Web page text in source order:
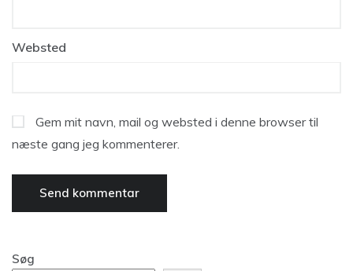
Websted
Gem mit navn, mail og websted i denne browser til
næste gang jeg kommenterer.
Søg